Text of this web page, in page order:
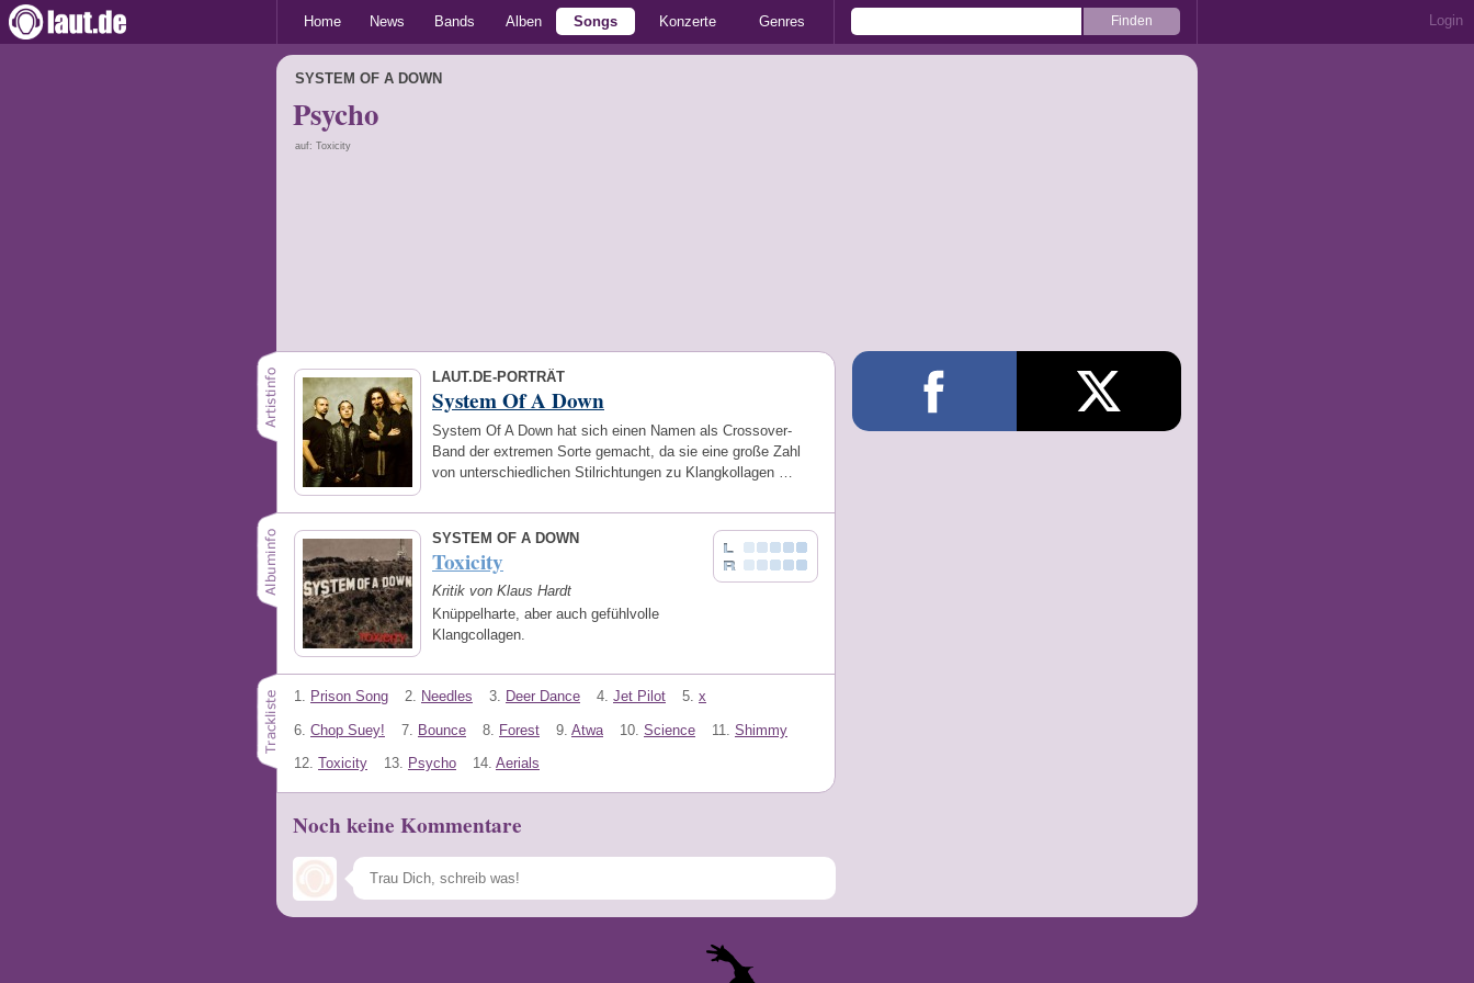
Home News Bands Alben Songs Konzerte Genres Login
SYSTEM OF A DOWN
Psycho
auf: Toxicity
LAUT.DE-PORTRÄT
System Of A Down
System Of A Down hat sich einen Namen als Crossover-
Band der extremen Sorte gemacht, da sie eine große Zahl
von unterschiedlichen Stilrichtungen zu Klangkollagen …
SYSTEM OF A DOWN
Toxicity
Kritik von Klaus Hardt
Knüppelharte, aber auch gefühlvolle
Klangcollagen.
1. Prison Song 2. Needles 3. Deer Dance 4. Jet Pilot 5. x
6. Chop Suey! 7. Bounce 8. Forest 9. Atwa 10. Science 11. Shimmy
12. Toxicity 13. Psycho 14. Aerials
Noch keine Kommentare
Speichern